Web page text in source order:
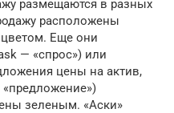
размещаются в разных
расположены
Еще они
— «спрос») или
цены на актив,
зеленым. «Аски»